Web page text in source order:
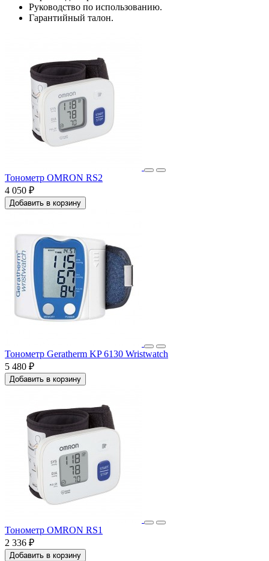
Руководство по использованию.
Гарантийный талон.
Тонометр OMRON RS2
4 050 ₽
Добавить в корзину
Тонометр Geratherm KP 6130 Wristwatch
5 480 ₽
Добавить в корзину
Тонометр OMRON RS1
2 336 ₽
Добавить в корзину